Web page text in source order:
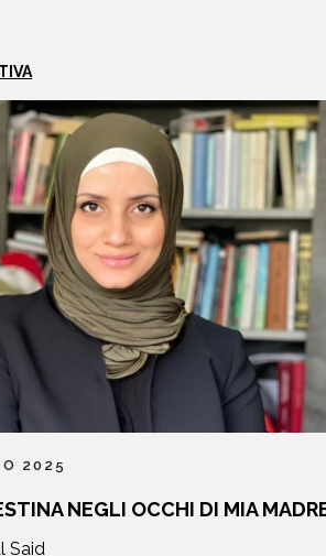
2025
NEGLI OCCHI DI MIA
Said